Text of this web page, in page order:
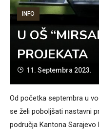
INFO
U OŠ
PROJEKATA
11. Septembra 2023.
Od početka septembra u
se želi poboljšati nastavni
područja Kantona